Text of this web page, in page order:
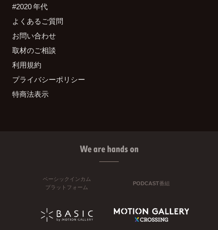
#2020 年代
よくあるご質問
お問い合わせ
取材のご相談
利用規約
プライバシーポリシー
特商法表示
We are hands on
ベーシックインカム
プラットフォーム
PODCAST番組